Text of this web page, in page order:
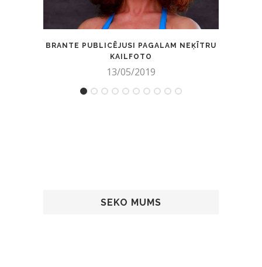
BRANTE PUBLICĒJUSI PAGALAM NEĶĪTRU
KAILFOTO
13/05/2019
SEKO MUMS